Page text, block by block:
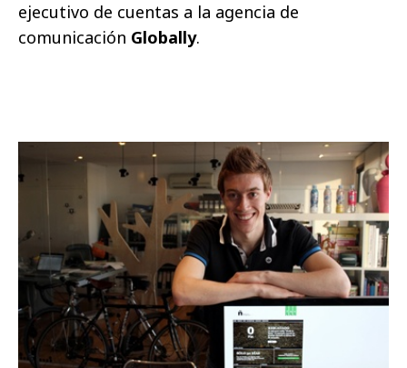
ejecutivo de cuentas a la agencia de
comunicación Globally.